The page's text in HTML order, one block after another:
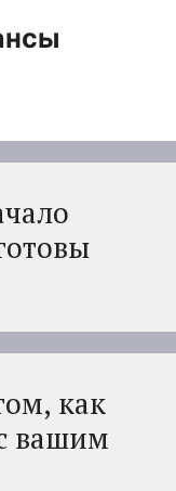
как
вашим